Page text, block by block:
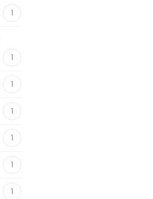
1
1
1
1
1
1
1